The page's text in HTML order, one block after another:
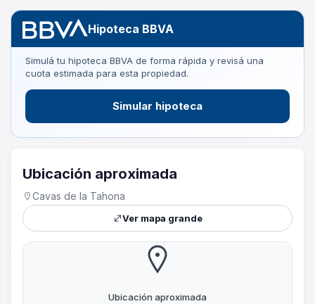
Hipoteca BBVA
Simulá tu hipoteca BBVA de forma rápida y revisá una
cuota estimada para esta propiedad.
Simular hipoteca
Ubicación aproximada
Cavas de la Tahona
Ver mapa grande
Ubicación aproximada